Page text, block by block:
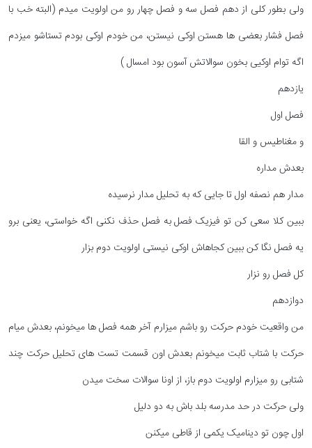
ولی بطور کلی از دهم فصل سه و فصل چهار رو من اولویت میدم (البته خب با
فصل فشار بعضی ها هستن اوکی نیستن، من خودم اوکی بودم تستاشو میزدم
اگه توام اوکیی بخون سوالاتش آسون بود امسال )
یازدهم
فصل اول
و مغناطیس و القا
بعدش مداره
مدار هم نصفه اول تا جایی که به تحلیل مدار نرسیده
ببین کلا سعی کن تو فیزیک فصل به فصل حذف نکنی اگه خواستی، یعنی برو
یه فصل نگا کن ببین کجاهاش اوکی نیستی اولویت دوم بزار
کل فصل رو نزار
دوازدهم
من واقعیت خودم حرکت رو باشم میزارم آخر همه فصل ها میخونم، بعدش میام
حرکت با شتاب ثابت میخونم بعدش اون قسمت تست های تحلیل حرکت چند
شتابی رو میزارم اولویت دوم باز، از اونا سوالات سخت میدن
ولی حرکت در حد مدرسه بلد باش به دو دلیل
اول چون تو دینامیک یکمی از قاطی میکنن